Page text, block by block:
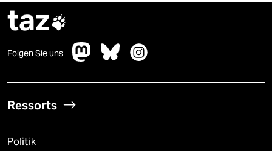
taz
Folgen Sie uns
Ressorts
Politik